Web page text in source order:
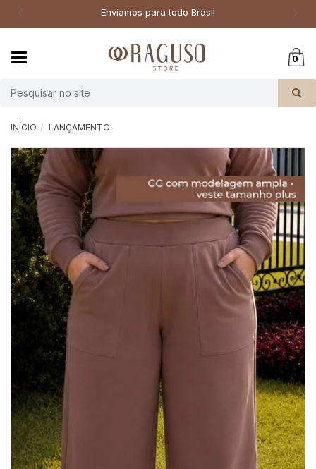
Enviamos para todo Brasil
0
INÍCIO LANÇAMENTO